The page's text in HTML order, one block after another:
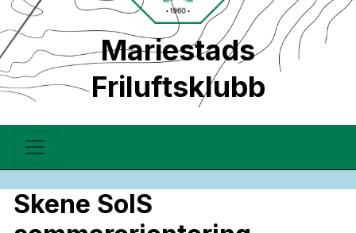
Mariestads
Friluftsklubb
Skene SoIS